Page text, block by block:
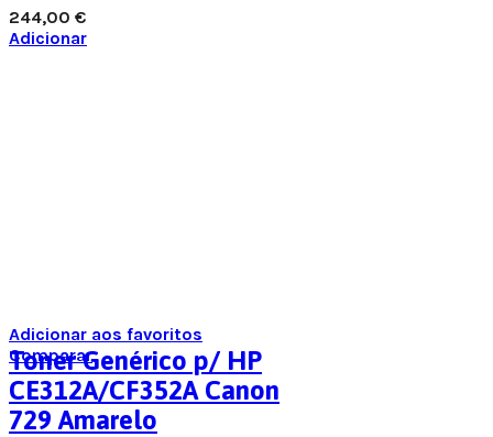
244,00 €
Adicionar
Adicionar aos favoritos
Comparar
Toner Genérico p/ HP
CE312A/CF352A Canon
729 Amarelo